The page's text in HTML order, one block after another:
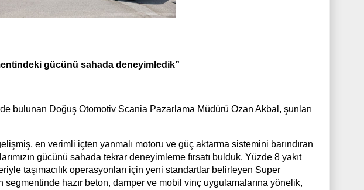
gücünü sahada deneyimledik”
bulunan Doğuş Otomotiv Scania Pazarlama Müdürü Ozan Akbal, şunları
en verimli içten yanmalı motoru ve güç aktarma sistemini barındıran
gücünü sahada tekrar deneyimleme fırsatı bulduk. Yüzde 8 yakıt
taşımacılık operasyonları için yeni standartlar belirleyen Super
hazır beton, damper ve mobil vinç uygulamalarına yönelik,